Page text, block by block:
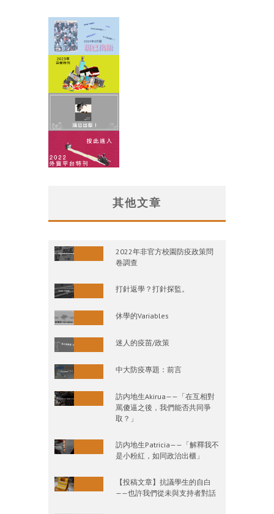
其他文章
2022年非官方校園防疫政策問
卷調查
打針返學？打針探監。
休學的Variables
迷人的疫苗/政策
中大防疫專題：前言
訪内地生Akirua——「在互相對
罵傻逼之後，我們能否共同爭
取？」
訪内地生Patricia——「解釋我不
是小粉紅，如同政治出櫃」
【投稿文章】抗議學生的自白
——也許我們從未與支持者對話